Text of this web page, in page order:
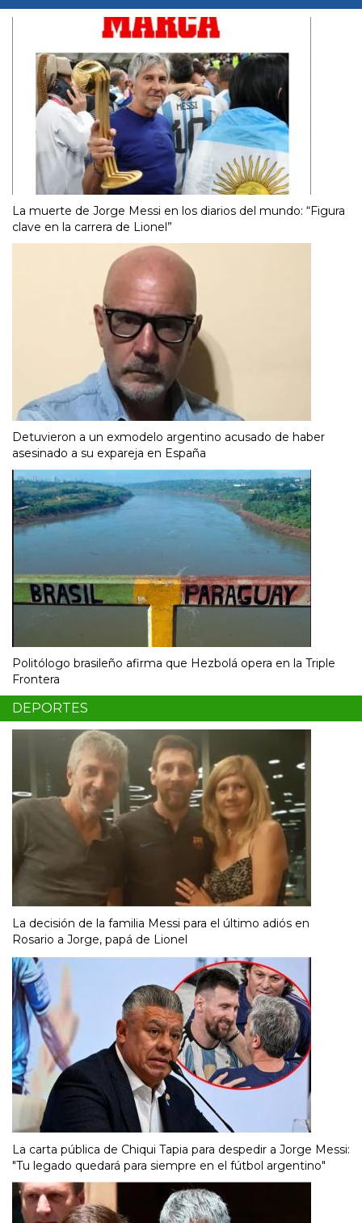
La muerte de Jorge Messi en los diarios del mundo: “Figura
clave en la carrera de Lionel”
Detuvieron a un exmodelo argentino acusado de haber
asesinado a su expareja en España
Politólogo brasileño afirma que Hezbolá opera en la Triple
Frontera
DEPORTES
La decisión de la familia Messi para el último adiós en
Rosario a Jorge, papá de Lionel
La carta pública de Chiqui Tapia para despedir a Jorge Messi:
"Tu legado quedará para siempre en el fútbol argentino"